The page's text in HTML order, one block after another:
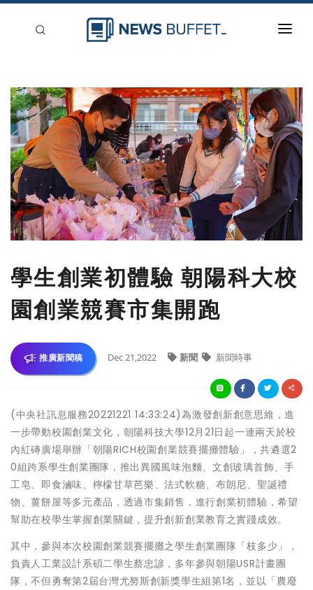
新聞稿分類
登入
刊登
學生創業初體驗 朝陽科大校
園創業競賽市集開跑
推廣新聞稿 Dec 21,2022 新聞 新聞時事
(中央社訊息服務20221221 14:33:24)為激發創新創意思維，進
一步帶動校園創業文化，朝陽科技大學12月21日起一連兩天於校
內紅磚廣場舉辦「朝陽RICH校園創業競賽擺攤體驗」，共遴選2
0組跨系學生創業團隊，推出異國風味泡麵、文創玻璃首飾、手
工皂、即食滷味、檸檬甘草芭樂、法式軟糖、布朗尼、聖誕禮
物、薑餅屋等多元產品，透過市集銷售，進行創業初體驗，希望
幫助在校學生掌握創業關鍵，提升創新創業教育之實踐成效。
其中，參與本次校園創業競賽擺攤之學生創業團隊「枝多少」，
負責人工業設計系碩二學生蔡忠諺，多年參與朝陽USR計畫團
隊，不但勇奪第2屆台灣尤努斯創新獎學生組第1名，並以「農廢